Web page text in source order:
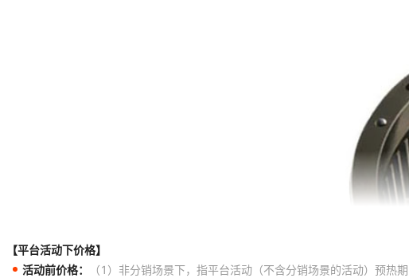
【平台活动下价格】
活动前价格：
（1）非分销场景下，指平台活动（不含分销场景的活动）预